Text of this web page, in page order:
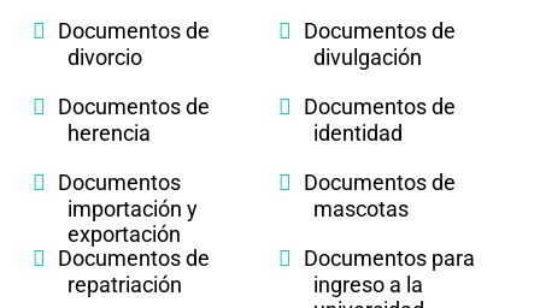
Documentos de
divorcio
Documentos de
divulgación
Documentos de
herencia
Documentos de
identidad
Documentos
importación y
exportación
Documentos de
mascotas
Documentos de
repatriación
Documentos para
ingreso a la